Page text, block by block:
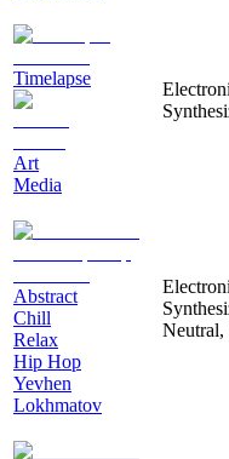
Timelapse
Art
Media
Abstract
Chill
Relax
Hip Hop
Yevhen
Lokhmatov
Neutral,